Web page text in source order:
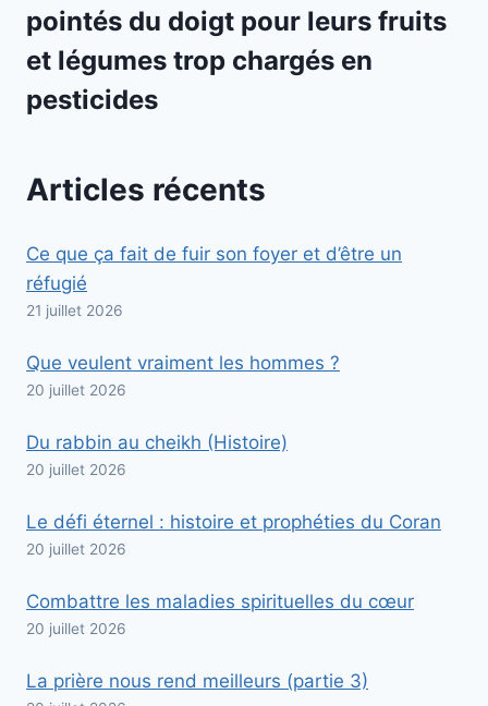
pointés du doigt pour leurs fruits
et légumes trop chargés en
pesticides
Articles récents
Ce que ça fait de fuir son foyer et d’être un
réfugié
21 juillet 2026
Que veulent vraiment les hommes ?
20 juillet 2026
Du rabbin au cheikh (Histoire)
20 juillet 2026
Le défi éternel : histoire et prophéties du Coran
20 juillet 2026
Combattre les maladies spirituelles du cœur
20 juillet 2026
La prière nous rend meilleurs (partie 3)